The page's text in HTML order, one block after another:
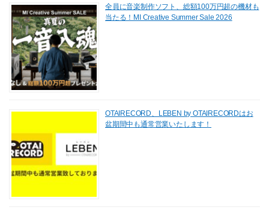
全員に音楽制作ソフト、総額100万円超の機材も
当たる！MI Creative Summer Sale 2026
OTAIRECORD、LEBEN by OTAIRECORDはお
盆期間中も通常営業いたします！